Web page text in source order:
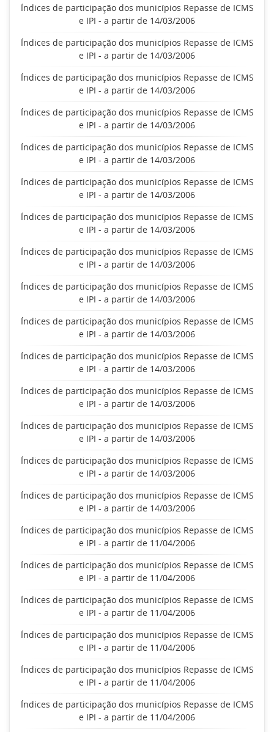
Índices de participação dos municípios Repasse de ICMS
e IPI - a partir de 14/03/2006
Índices de participação dos municípios Repasse de ICMS
e IPI - a partir de 14/03/2006
Índices de participação dos municípios Repasse de ICMS
e IPI - a partir de 14/03/2006
Índices de participação dos municípios Repasse de ICMS
e IPI - a partir de 14/03/2006
Índices de participação dos municípios Repasse de ICMS
e IPI - a partir de 14/03/2006
Índices de participação dos municípios Repasse de ICMS
e IPI - a partir de 14/03/2006
Índices de participação dos municípios Repasse de ICMS
e IPI - a partir de 14/03/2006
Índices de participação dos municípios Repasse de ICMS
e IPI - a partir de 14/03/2006
Índices de participação dos municípios Repasse de ICMS
e IPI - a partir de 14/03/2006
Índices de participação dos municípios Repasse de ICMS
e IPI - a partir de 14/03/2006
Índices de participação dos municípios Repasse de ICMS
e IPI - a partir de 14/03/2006
Índices de participação dos municípios Repasse de ICMS
e IPI - a partir de 14/03/2006
Índices de participação dos municípios Repasse de ICMS
e IPI - a partir de 14/03/2006
Índices de participação dos municípios Repasse de ICMS
e IPI - a partir de 14/03/2006
Índices de participação dos municípios Repasse de ICMS
e IPI - a partir de 14/03/2006
Índices de participação dos municípios Repasse de ICMS
e IPI - a partir de 11/04/2006
Índices de participação dos municípios Repasse de ICMS
e IPI - a partir de 11/04/2006
Índices de participação dos municípios Repasse de ICMS
e IPI - a partir de 11/04/2006
Índices de participação dos municípios Repasse de ICMS
e IPI - a partir de 11/04/2006
Índices de participação dos municípios Repasse de ICMS
e IPI - a partir de 11/04/2006
Índices de participação dos municípios Repasse de ICMS
e IPI - a partir de 11/04/2006